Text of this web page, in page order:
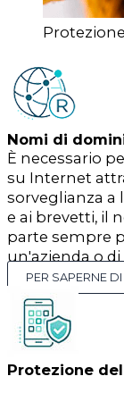
Nomi di
È necessario
su Internet
sorveglianza a
e ai brevetti, il
parte sempre
un'azienda o
PER SAPERNE DI
Protezione